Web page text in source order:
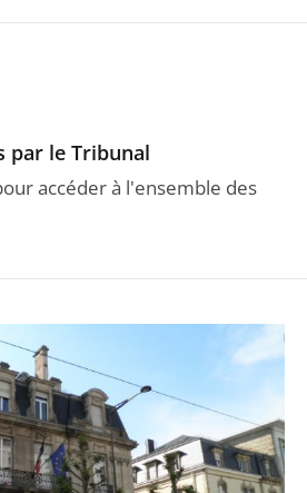
par le Tribunal
accéder à l'ensemble des